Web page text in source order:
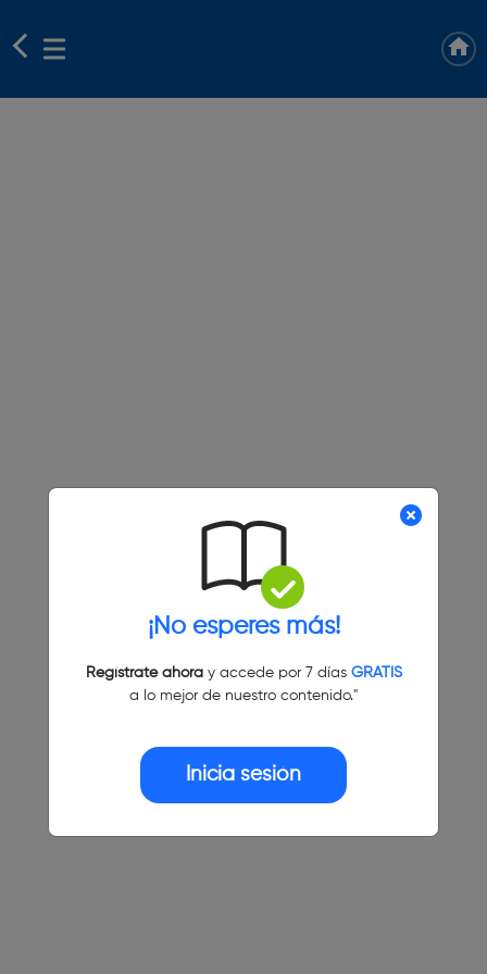
¡No esperes más!
Regístrate ahoray accede por 7 días GRATIS
a lo mejor de nuestro contenido."
Inicia sesión